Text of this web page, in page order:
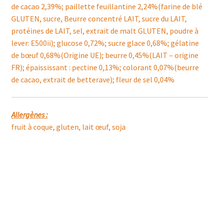
de cacao 2,39%; paillette feuillantine 2,24%(farine de blé
GLUTEN, sucre, Beurre concentré LAIT, sucre du LAIT,
protéines de LAIT, sel, extrait de malt GLUTEN, poudre à
lever: E500ii); glucose 0,72%; sucre glace 0,68%; gélatine
de bœuf 0,68%(Origine UE); beurre 0,45%(LAIT – origine
FR); épaississant : pectine 0,13%; colorant 0,07%(beurre
de cacao, extrait de betterave); fleur de sel 0,04%
Allergènes :
fruit à coque, gluten, lait œuf, soja